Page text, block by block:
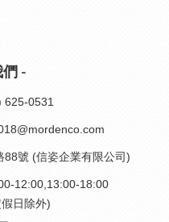
們 -
625-0531
88號 (信姿企業有限公司)
12:00,13:00-18:00
除外)